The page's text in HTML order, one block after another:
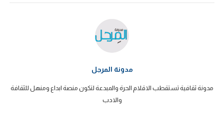
مدونة المرجل
مدونة ثقافية تستقطب الاقلام الحرة والمبدعة لتكون منصة ابداع ومنهل للثقافة
والادب